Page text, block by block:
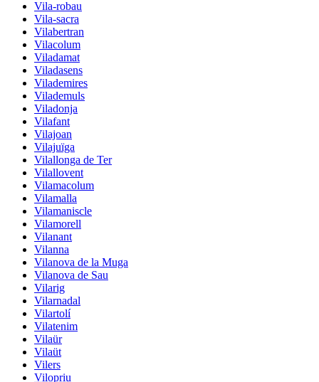
Vila-robau
Vila-sacra
Vilabertran
Vilacolum
Viladamat
Viladasens
Vilademires
Vilademuls
Viladonja
Vilafant
Vilajoan
Vilajuïga
Vilallonga de Ter
Vilallovent
Vilamacolum
Vilamalla
Vilamaniscle
Vilamorell
Vilanant
Vilanna
Vilanova de la Muga
Vilanova de Sau
Vilarig
Vilarnadal
Vilartolí
Vilatenim
Vilaür
Vilaüt
Vilers
Vilopriu